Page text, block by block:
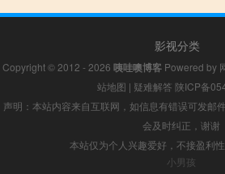
影视分类
Copyright © 2012 - 2026 咦哇噢博客 Powered by
站地图 | 疑难解答 陕ICP备
声明：本站内容来自互联网，如信息有错误可发邮
会及时纠正，谢谢
本站仅为个人兴趣爱好，不接盈利
小男孩